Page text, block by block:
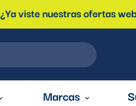
¿Ya viste nuestras ofertas
Marcas